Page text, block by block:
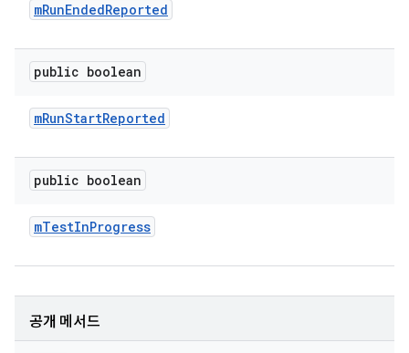
mRunEndedReported
public boolean
mRunStartReported
public boolean
mTestInProgress
공개 메서드